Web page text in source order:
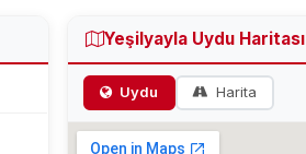
Yeşilyayla Uydu Haritası
Uydu Harita